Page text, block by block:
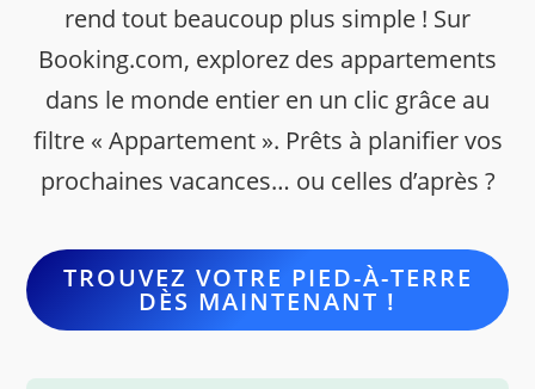
rend tout beaucoup plus simple ! Sur
Booking.com, explorez des appartements
dans le monde entier en un clic grâce au
filtre « Appartement ». Prêts à planifier vos
prochaines vacances… ou celles d’après ?
TROUVEZ VOTRE PIED-À-TERRE
DÈS MAINTENANT !